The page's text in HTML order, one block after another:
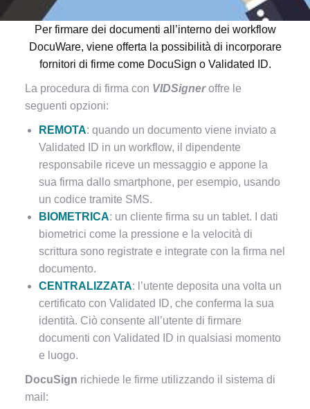
Per firmare dei documenti all’interno dei workflow
DocuWare, viene offerta la possibilità di incorporare
fornitori di firme come DocuSign o Validated ID.
La procedura di firma con VIDSigneroffre le
seguenti opzioni:
REMOTA: quando un documento viene inviato a
Validated ID in un workflow, il dipendente
responsabile riceve un messaggio e appone la
sua firma dallo smartphone, per esempio, usando
un codice tramite SMS.
BIOMETRICA: un cliente firma su un tablet. I dati
biometrici come la pressione e la velocità di
scrittura sono registrate e integrate con la firma nel
documento.
CENTRALIZZATA: l’utente deposita una volta un
certificato con Validated ID, che conferma la sua
identità. Ciò consente all’utente di firmare
documenti con Validated ID in qualsiasi momento
e luogo.
DocuSign richiede le firme utilizzando il sistema di
mail: